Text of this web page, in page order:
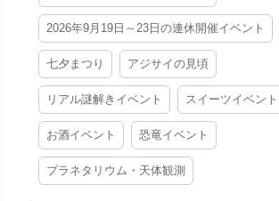
2026年9月19日～23日の連休開催イベント
七夕まつり アジサイの見頃
リアル謎解きイベント スイーツイベント
お酒イベント 恐竜イベント
プラネタリウム・天体観測